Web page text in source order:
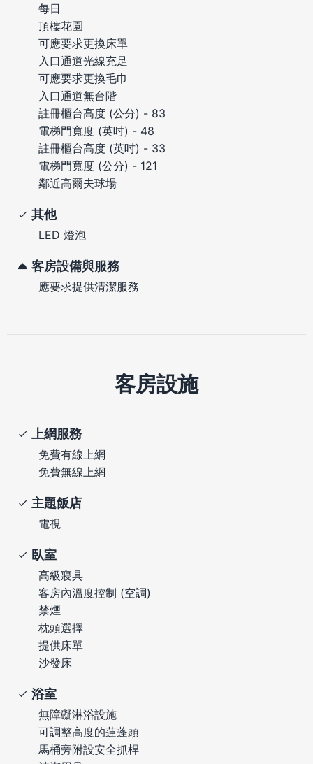
每日
頂樓花園
可應要求更換床單
入口通道光線充足
可應要求更換毛巾
入口通道無台階
註冊櫃台高度 (公分) - 83
電梯門寬度 (英吋) - 48
註冊櫃台高度 (英吋) - 33
電梯門寬度 (公分) - 121
鄰近高爾夫球場
其他
LED 燈泡
客房設備與服務
應要求提供清潔服務
客房設施
上網服務
免費有線上網
免費無線上網
主題飯店
電視
臥室
高級寢具
客房內溫度控制 (空調)
禁煙
枕頭選擇
提供床單
沙發床
浴室
無障礙淋浴設施
可調整高度的蓮蓬頭
馬桶旁附設安全抓桿